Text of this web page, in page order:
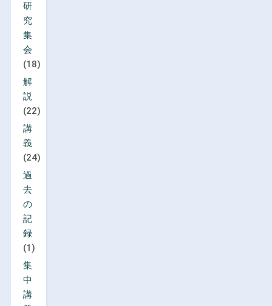
研
究
集
会
(18)
解
説
(22)
講
義
(24)
過
去
の
記
録
(1)
集
中
講